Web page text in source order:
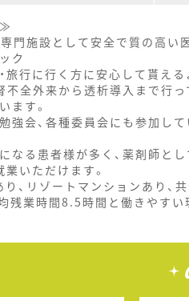
門施設として安全で質の高い
ク
行に行く方に安心して貰える
全外来から透析導入まで行っ
ます。
会、各種委員会にも参加し
なる患者様が多く、薬剤師と
いただけます。
、リゾートマンションあり、
残業時間8.5時間と働きやす